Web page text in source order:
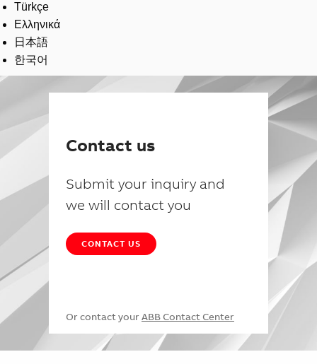
Türkçe
Ελληνικά
日本語
한국어
Contact us
Submit your inquiry and
we will contact you
CONTACT US
Or contact your ABB Contact Center